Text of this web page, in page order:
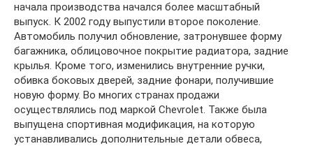
начала производства начался более масштабный
выпуск. К 2002 году выпустили второе поколение.
Автомобиль получил обновление, затронувшее форму
багажника, облицовочное покрытие радиатора, задние
крылья. Кроме того, изменились внутренние ручки,
обивка боковых дверей, задние фонари, получившие
новую форму. Во многих странах продажи
осуществлялись под маркой Chevrolet. Также была
выпущена спортивная модификация, на которую
устанавливались дополнительные детали обвеса,